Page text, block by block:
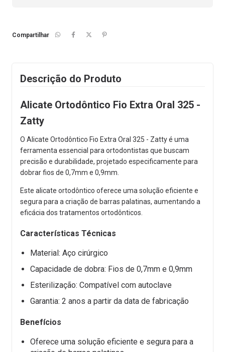
Compartilhar
Descrição do Produto
Alicate Ortodôntico Fio Extra Oral 325 -
Zatty
O Alicate Ortodôntico Fio Extra Oral 325 - Zatty é uma
ferramenta essencial para ortodontistas que buscam
precisão e durabilidade, projetado especificamente para
dobrar fios de 0,7mm e 0,9mm.
Este alicate ortodôntico oferece uma solução eficiente e
segura para a criação de barras palatinas, aumentando a
eficácia dos tratamentos ortodônticos.
Características Técnicas
Material: Aço cirúrgico
Capacidade de dobra: Fios de 0,7mm e 0,9mm
Esterilização: Compatível com autoclave
Garantia: 2 anos a partir da data de fabricação
Benefícios
Oferece uma solução eficiente e segura para a